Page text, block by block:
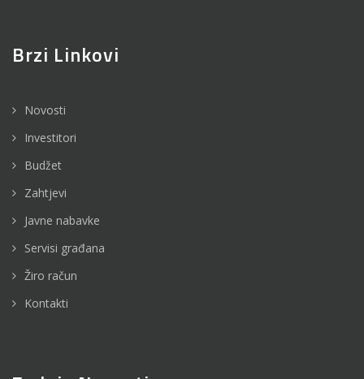
Brzi Linkovi
Novosti
Investitori
Budžet
Zahtjevi
Javne nabavke
Servisi građana
Žiro račun
Kontakti